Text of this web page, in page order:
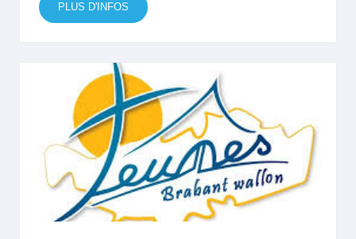
PLUS D'INFOS